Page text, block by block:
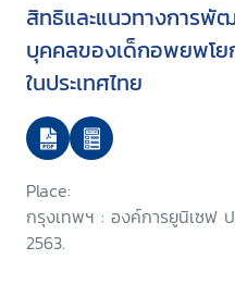
สิทธิและแนวทางการพั
บุคคลของเด็กอพยพโย
ในประเทศไทย
Place:
กรุงเทพฯ : องค์การยูนิเซฟ ป
2563.